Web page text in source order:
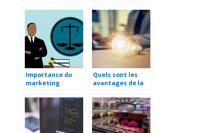
importants pour
le secteur du
marketing ?
votre entreprise
Importance du
marketing
les avocats
Quels sont les
avantages de la
leads ?